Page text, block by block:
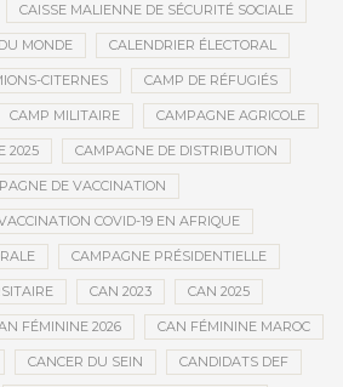
CAISSE MALIENNE DE SÉCURITÉ SOCIALE
MONDE CALENDRIER ÉLECTORAL
CITERNES CAMP DE RÉFUGIÉS
CAMP MILITAIRE CAMPAGNE AGRICOLE
2025 CAMPAGNE DE DISTRIBUTION
DE VACCINATION
COVID-19 EN AFRIQUE
CAMPAGNE PRÉSIDENTIELLE
CAN 2023 CAN 2025
FÉMININE 2026 CAN FÉMININE MAROC
CANCER DU SEIN CANDIDATS DEF